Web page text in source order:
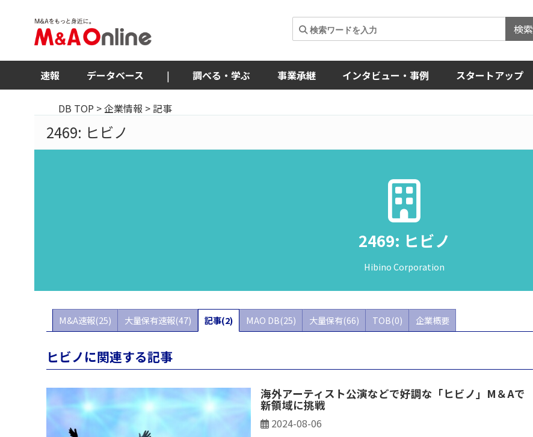
検索
速報 データベース | 調べる・学ぶ 事業承継 インタビュー・事例 スタートアップ
DB TOP >企業情報 > 記事
2469: ヒビノ
2469: ヒビノ
Hibino Corporation
M&A速報(25) 大量保有速報(47) 記事(2) MAO DB(25) 大量保有(66) TOB(0) 企業概要
ヒビノに関連する記事
海外アーティスト公演などで好調な「ヒビノ」M＆Aで
新領域に挑戦
2024-08-06